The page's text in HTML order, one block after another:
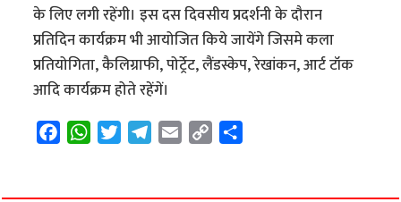
के लिए लगी रहेंगी। इस दस दिवसीय प्रदर्शनी के दौरान
प्रतिदिन कार्यक्रम भी आयोजित किये जायेंगे जिसमे कला
प्रतियोगिता, कैलिग्राफी, पोर्ट्रेट, लैंडस्केप, रेखांकन, आर्ट टॉक
आदि कार्यक्रम होते रहेंगें।
W